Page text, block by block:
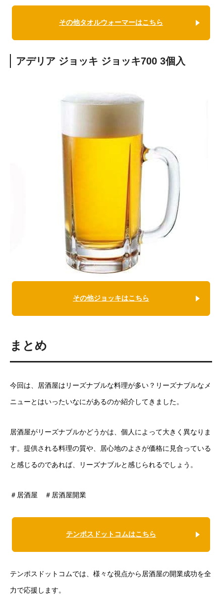
その他タオルウォーマーはこちら
アデリア ジョッキ ジョッキ700 3個入
その他ジョッキはこちら
まとめ
今回は、居酒屋はリーズナブルな料理が多い？リーズナブルなメ
ニューとはいったいなにがあるのか紹介してきました。
居酒屋がリーズナブルかどうかは、個人によって大きく異なりま
す。提供される料理の質や、居心地のよさが価格に見合っている
と感じるのであれば、リーズナブルと感じられるでしょう。
＃居酒屋 ＃居酒屋開業
テンポスドットコムはこちら
テンポスドットコムでは、様々な視点から居酒屋の開業成功を全
力で応援します。